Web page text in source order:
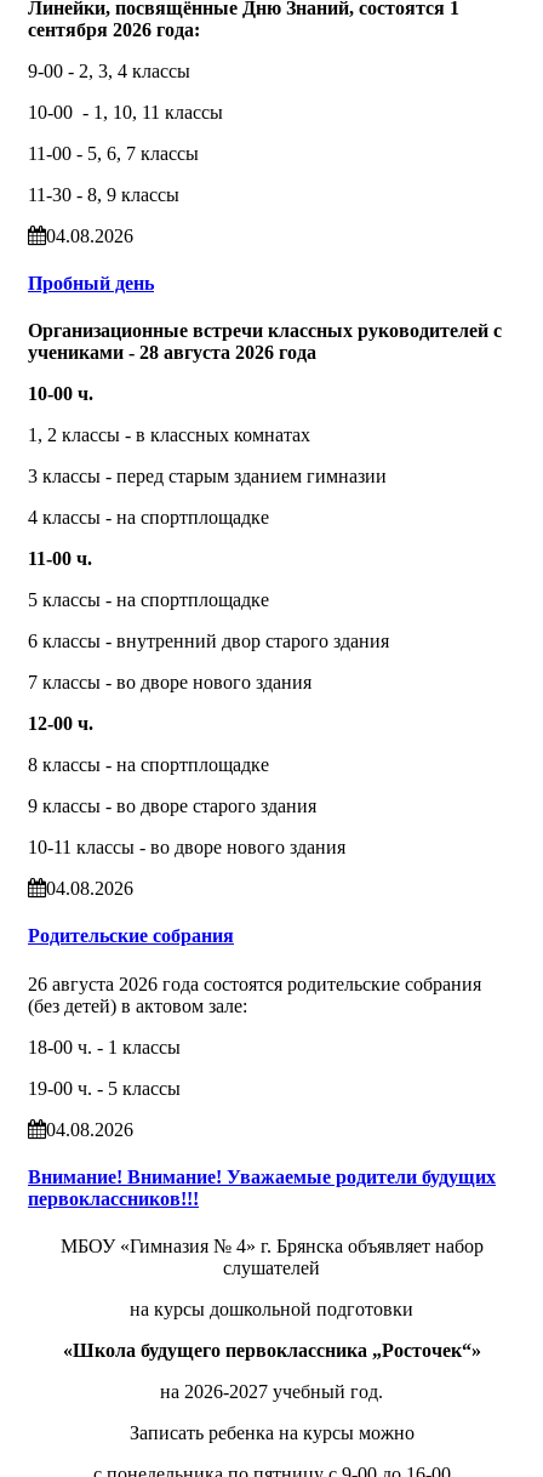
Линейки, посвящённые Дню Знаний, состоятся 1
сентября 2026 года:
9-00 - 2, 3, 4 классы
10-00 - 1, 10, 11 классы
11-00 - 5, 6, 7 классы
11-30 - 8, 9 классы
04.08.2026
Пробный день
Организационные встречи классных руководителей с
учениками - 28 августа 2026 года
10-00 ч.
1, 2 классы - в классных комнатах
3 классы - перед старым зданием гимназии
4 классы - на спортплощадке
11-00 ч.
5 классы - на спортплощадке
6 классы - внутренний двор старого здания
7 классы - во дворе нового здания
12-00 ч.
8 классы - на спортплощадке
9 классы - во дворе старого здания
10-11 классы - во дворе нового здания
04.08.2026
Родительские собрания
26 августа 2026 года состоятся родительские собрания
(без детей) в актовом зале:
18-00 ч. - 1 классы
19-00 ч. - 5 классы
04.08.2026
Внимание! Внимание! Уважаемые родители будущих
первоклассников!!!
МБОУ «Гимназия № 4» г. Брянска объявляет набор
слушателей
на курсы дошкольной подготовки
«Школа будущего первоклассника „Росточек“»
на 2026-2027 учебный год.
Записать ребенка на курсы можно